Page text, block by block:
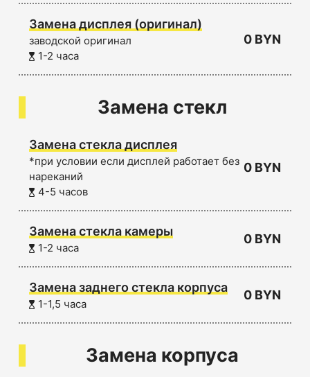
Замена дисплея (оригинал)
заводской оригинал
1-2 часа
0 BYN
Замена стекл
Замена стекла дисплея
*при условии если дисплей работает без
нареканий
4-5 часов
0 BYN
Замена стекла камеры
1-2 часа
0 BYN
Замена заднего стекла корпуса
1-1,5 часа
0 BYN
Замена корпуса